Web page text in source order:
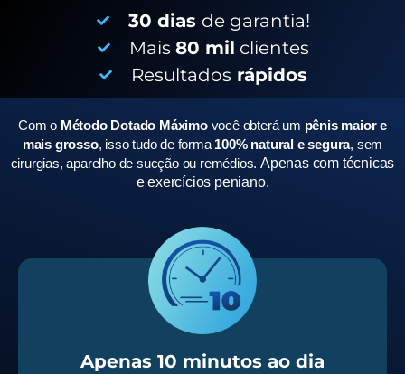
30 dias de garantia!
Mais 80 mil clientes
Resultados rápidos
Com o Método Dotado Máximo você obterá um pênis maior e
mais grosso, isso tudo de forma 100% natural e segura, sem
cirurgias, aparelho de sucção ou remédios.Apenas com técnicas
e exercícios peniano.
Apenas 10 minutos ao dia